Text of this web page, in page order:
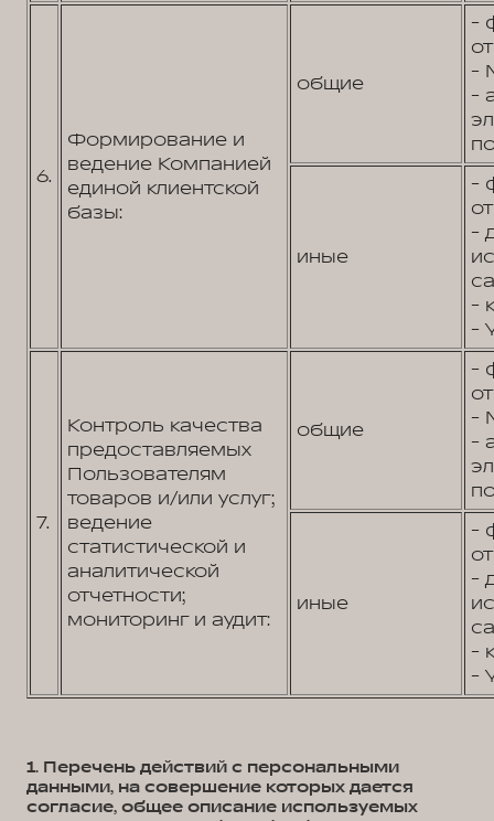
6.
Формирование и
ведение Компанией
единой клиентской
базы:
общие
-
-
-
иные
-
-
-
-
7.
Контроль качества
предоставляемых
Пользователям
товаров и/или услуг;
ведение
статистической и
аналитической
отчетности;
мониторинг и аудит:
общие
-
-
-
иные
-
-
-
-
1. Перечень действий с персональными
данными, на совершение которых дается
согласие, общее описание используемых